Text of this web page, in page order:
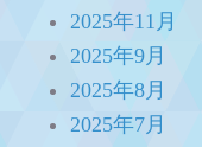
2025年11月
2025年9月
2025年8月
2025年7月